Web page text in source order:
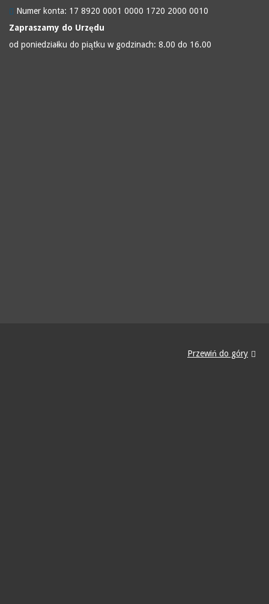
Numer konta: 17 8920 0001 0000 1720 2000 0010
Zapraszamy do Urzędu
od poniedziałku do piątku w godzinach: 8.00 do 16.00
Przewiń do góry